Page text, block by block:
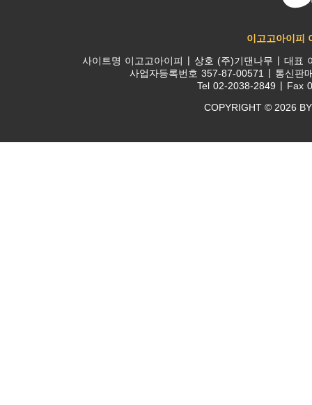
이고고아이피
사이트명 이고고아이피 상호 (주)기댄나무 대표
사업자등록번호 357-87-00571
통신판
Tel 02-2038-2849 Fax
COPYRIGHT © 2026